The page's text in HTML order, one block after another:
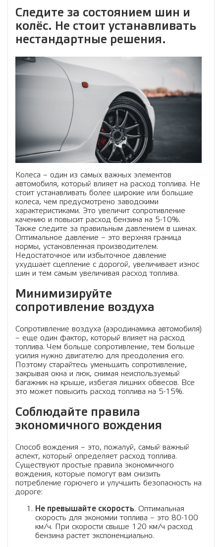
Следите за состоянием шин и
колёс. Не стоит устанавливать
нестандартные решения.
Колеса – один из самых важных элементов
автомобиля, который влияет на расход топлива. Не
стоит устанавливать более широкие или большие
колеса, чем предусмотрено заводскими
характеристиками. Это увеличит сопротивление
качению и повысит расход бензина на 5-10%.
Также следите за правильным давлением в шинах.
Оптимальное давление – это верхняя граница
нормы, установленная производителем.
Недостаточное или избыточное давление
ухудшает сцепление с дорогой, увеличивает износ
шин и тем самым увеличивая расход топлива.
Минимизируйте
сопротивление воздуха
Сопротивление воздуха (аэродинамика автомобиля)
– еще один фактор, который влияет на расход
топлива. Чем больше сопротивление, тем больше
усилия нужно двигателю для преодоления его.
Поэтому старайтесь уменьшить сопротивление,
закрывая окна и люк, снимая неиспользуемый
багажник на крыше, избегая лишних обвесов. Все
это может повысить расход топлива на 5-15%.
Соблюдайте правила
экономичного вождения
Способ вождения – это, пожалуй, самый важный
аспект, который определяет расход топлива.
Существуют простые правила экономичного
вождения, которые помогут вам снизить
потребление горючего и улучшить безопасность на
дороге:
Не превышайте скорость. Оптимальная
скорость для экономии топлива – это 80-100
км/ч. При скорости свыше 120 км/ч расход
бензина растет экспоненциально.